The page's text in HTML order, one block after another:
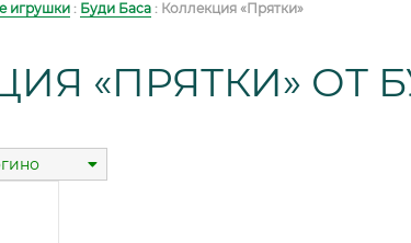
игрушки: Буди Баса : Коллекция «Прятки»
«ПРЯТКИ» ОТ